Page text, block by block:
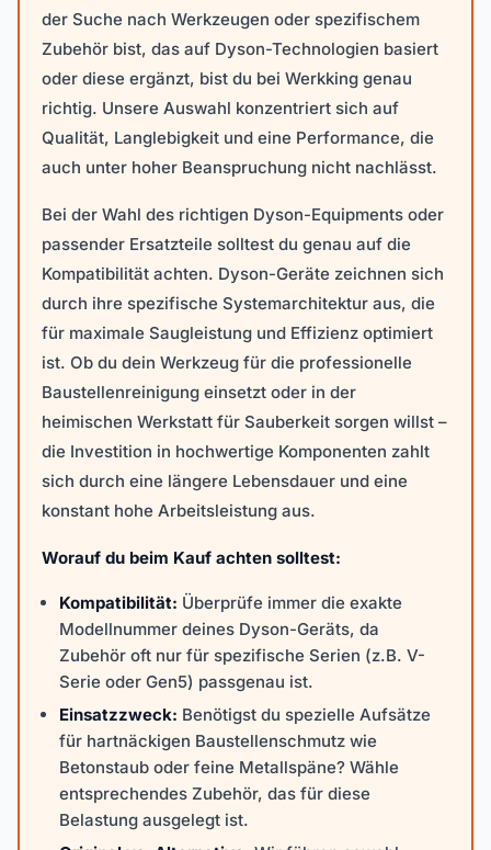
der Suche nach Werkzeugen oder spezifischem
Zubehör bist, das auf Dyson-Technologien basiert
oder diese ergänzt, bist du bei Werkking genau
richtig. Unsere Auswahl konzentriert sich auf
Qualität, Langlebigkeit und eine Performance, die
auch unter hoher Beanspruchung nicht nachlässt.
Bei der Wahl des richtigen Dyson-Equipments oder
passender Ersatzteile solltest du genau auf die
Kompatibilität achten. Dyson-Geräte zeichnen sich
durch ihre spezifische Systemarchitektur aus, die
für maximale Saugleistung und Effizienz optimiert
ist. Ob du dein Werkzeug für die professionelle
Baustellenreinigung einsetzt oder in der
heimischen Werkstatt für Sauberkeit sorgen willst –
die Investition in hochwertige Komponenten zahlt
sich durch eine längere Lebensdauer und eine
konstant hohe Arbeitsleistung aus.
Worauf du beim Kauf achten solltest:
Kompatibilität: Überprüfe immer die exakte
Modellnummer deines Dyson-Geräts, da
Zubehör oft nur für spezifische Serien (z.B. V-
Serie oder Gen5) passgenau ist.
Einsatzzweck: Benötigst du spezielle Aufsätze
für hartnäckigen Baustellenschmutz wie
Betonstaub oder feine Metallspäne? Wähle
entsprechendes Zubehör, das für diese
Belastung ausgelegt ist.